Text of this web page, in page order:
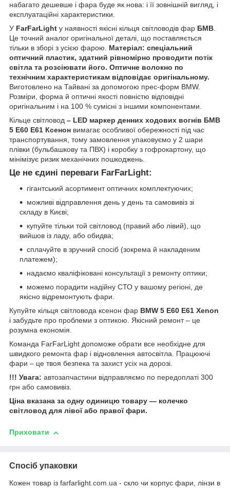
набагато дешевше і фара буде як нова: і її зовнішній вигляд, і
експлуатаційні характеристики.
У FarFarLight у наявності якісні кільця світловодів фар БМВ.
Це точний аналог оригінальної деталі, що поставляється
тільки в зборі з усією фарою. Матеріал: спеціальний
оптичний пластик, здатний рівномірно проводити потік
світла та розсіювати його. Оптичне волокно по
технічним характеристикам відповідає оригінальному.
Виготовлено на Тайвані за допомогою прес-форм BMW.
Розміри, форма й оптичні якості повністю відповідні
оригінальним і на 100 % сумісні з іншими компонентами.
Кільце світловод – LED маркер денних ходових вогнів БМВ
5 Е60 Е61 Ксенон вимагає особливої обережності під час
транспортування, тому замовлення упаковуємо у 2 шари
плівки (бульбашкову та ПВХ) і коробку з гофрокартону, що
мінімізує ризик механічних пошкоджень.
Це не єдині переваги FarFarLight:
гігантський асортимент оптичних комплектуючих;
можливі відправлення день у день та самовивіз зі
складу в Києві;
купуйте тільки той світловод (правий або лівий), що
вийшов із ладу, або обидва;
сплачуйте в зручний спосіб (зокрема й накладеним
платежем);
надаємо кваліфіковані консультації з ремонту оптики;
можемо порадити надійну СТО у вашому регіоні, де
якісно відремонтують фари.
Купуйте кільця світловода ксенон фар BMW 5 E60 E61 Xenon
і забудьте про проблеми з оптикою. Якісний ремонт – це
розумна економія.
Команда FarFarLight допоможе обрати все необхідне для
швидкого ремонта фар і відновлення автосвітла. Працюючі
фари – це твоя безпека та захист усіх на дорозі.
!!! Увага: автозапчастини відправляємо по передоплаті 300
грн або самовивіз.
Ціна вказана за одну одиницю товару — колечко
світловод для лівої або правої фари.
Приховати
Спосіб упаковки
Кожен товар із farfarlight.com.ua - скло чи корпус фари, лінзи в